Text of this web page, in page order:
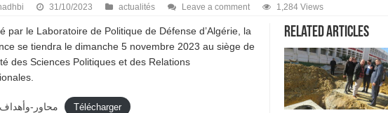
31/10/2023 actualités Leave a comment 1,284 Views
Related Articles
par le Laboratoire de Politique de Défense d’Algérie, la
se tiendra le dimanche 5 novembre 2023 au siège de
des Sciences Politiques et des Relations
محاور- Télécharger